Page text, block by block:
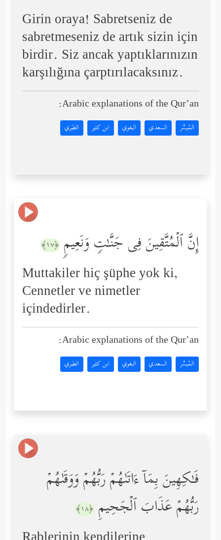
Girin oraya! Sabretseniz de
sabretmeseniz de artık sizin için
birdir. Siz ancak yaptıklarınızın
karşılığına çarptırılacaksınız.
Arabic explanations of the Qur’an:
المُيسَّر السعدي البغوي ابن كثير الطبري
إِنَّ ٱلۡمُتَّقِینَ فِی جَنَّـٰتࣲ وَنَعِیمࣲ ﴿١٧﴾
Muttakiler hiç şüphe yok ki,
Cennetler ve nimetler
içindedirler.
Arabic explanations of the Qur’an:
المُيسَّر السعدي البغوي ابن كثير الطبري
فَـٰكِهِینَ بِمَاۤ ءَاتَىٰهُمۡ رَبُّهُمۡ وَوَقَىٰهُمۡ
رَبُّهُمۡ عَذَابَ ٱلۡجَحِیمِ ﴿١٨﴾